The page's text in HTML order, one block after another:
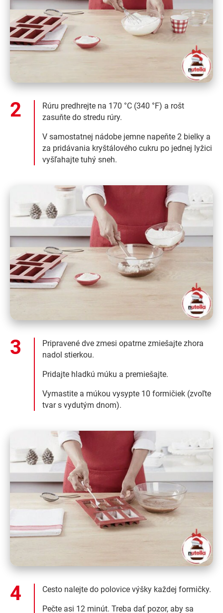
Rúru predhrejte na 170 °C (340 °F) a rošt
zasuňte do stredu rúry.
V samostatnej nádobe jemne napeňte 2 bielky a
za pridávania kryštálového cukru po jednej lyžici
vyšľahajte tuhý sneh.
Pripravené dve zmesi opatrne zmiešajte zhora
nadol stierkou.
Pridajte hladkú múku a premiešajte.
Vymastite a múkou vysypte 10 formičiek (zvoľte
tvar s vydutým dnom).
Cesto nalejte do polovice výšky každej formičky.
Pečte asi 12 minút. Treba dať pozor, aby sa